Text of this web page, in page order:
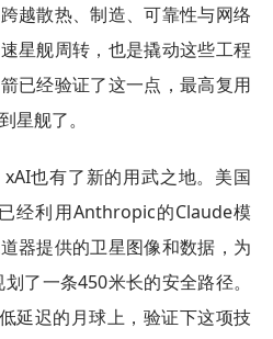
越散热、制造、可靠性与网络
星舰周转，也是撬动这些工程
已经验证了这一点，最高复用
星舰了。
也有了新的用武之地。美国
经利用Anthropic的Claude模
器提供的卫星图像和数据，为
了一条450米长的安全路径。
延迟的月球上，验证下这项技